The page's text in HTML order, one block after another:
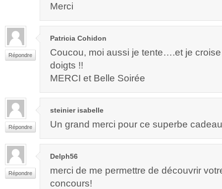
Merci
Répondre
Patricia Cohidon
Coucou, moi aussi je tente….et je
doigts !!
MERCI et Belle Soirée
Répondre
steinier isabelle
Un grand merci pour ce superbe
Répondre
Delph56
merci de me permettre de découvrir
concours!